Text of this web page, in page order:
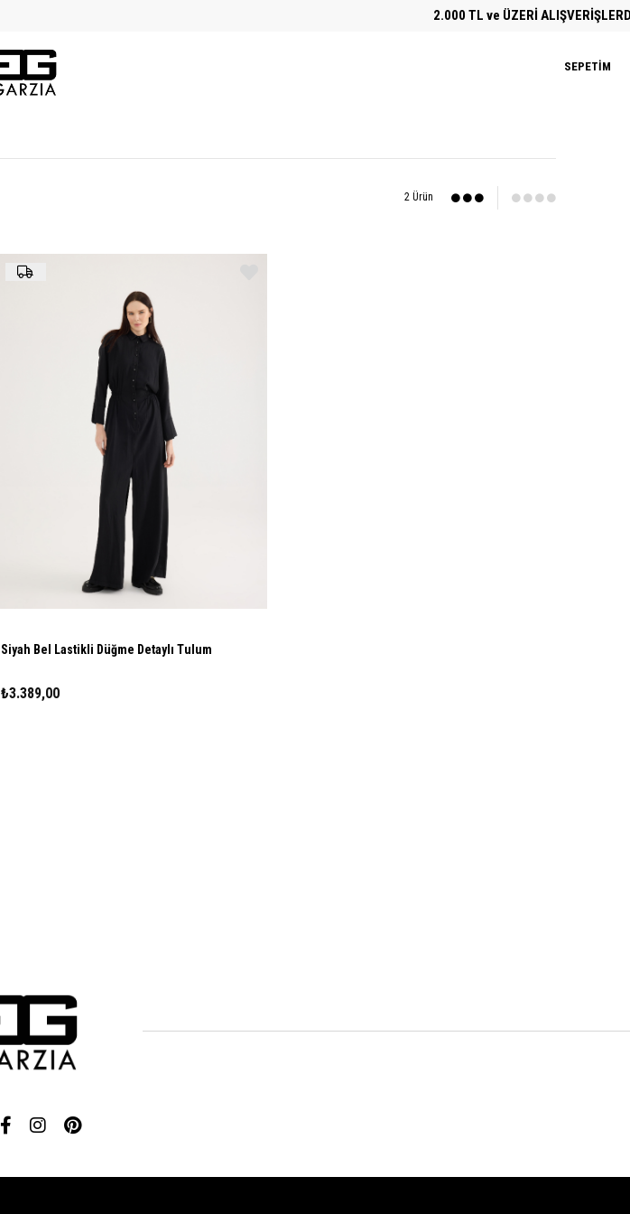
2.000 TL ve ÜZERİ ALIŞVERİŞLERDE
SEPETIM
2 Ürün
Siyah Bel Lastikli Düğme Detaylı Tulum
₺3.389,00